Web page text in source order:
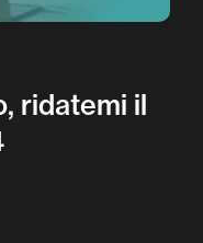
ridatemi il